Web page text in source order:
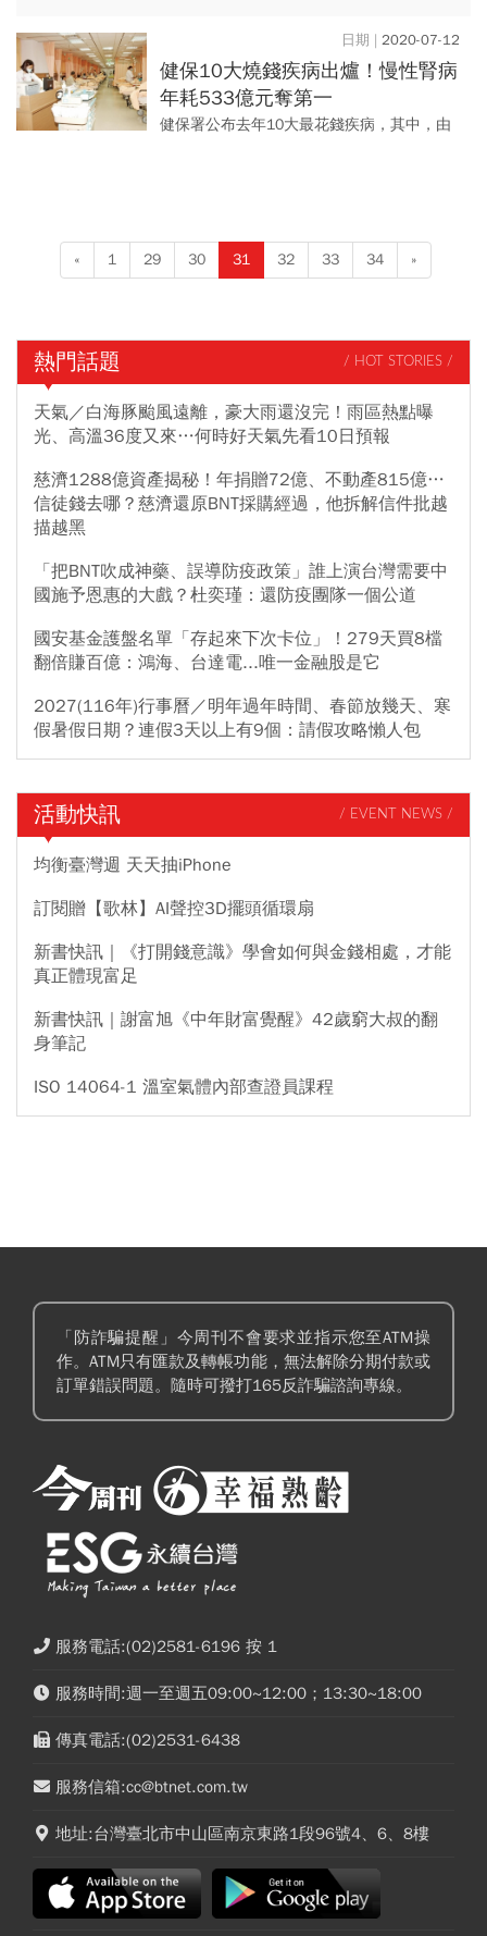
輕時曾胖到80公斤，血管年齡更高達45歲。
最慘的是...
2020-07-12
健保10大燒錢疾病出爐！慢性腎病
年耗533億元奪第一
健保署公布去年10大最花錢疾病，其中，由
« 1 29 30 31 32 33 34 »
熱門話題 / HOT STORIES /
天氣／白海豚颱風遠離，豪大雨還沒完！雨區熱點曝
光、高溫36度又來…何時好天氣先看10日預報
慈濟1288億資產揭秘！年捐贈72億、不動產815億…
信徒錢去哪？慈濟還原BNT採購經過，他拆解信件批越
描越黑
「把BNT吹成神藥、誤導防疫政策」誰上演台灣需要中
國施予恩惠的大戲？杜奕瑾：還防疫團隊一個公道
國安基金護盤名單「存起來下次卡位」！279天買8檔
翻倍賺百億：鴻海、台達電...唯一金融股是它
2027(116年)行事曆／明年過年時間、春節放幾天、寒
假暑假日期？連假3天以上有9個：請假攻略懶人包
活動快訊 / EVENT NEWS /
均衡臺灣週 天天抽iPhone
訂閱贈【歌林】AI聲控3D擺頭循環扇
新書快訊｜《打開錢意識》學會如何與金錢相處，才能
真正體現富足
新書快訊｜謝富旭《中年財富覺醒》42歲窮大叔的翻
身筆記
ISO 14064-1 溫室氣體內部查證員課程
「防詐騙提醒」今周刊不會要求並指示您至ATM操
作。ATM只有匯款及轉帳功能，無法解除分期付款或
訂單錯誤問題。隨時可撥打165反詐騙諮詢專線。
服務電話:(02)2581-6196 按 1
服務時間:週一至週五09:00~12:00；13:30~18:00
傳真電話:(02)2531-6438
服務信箱:cc@btnet.com.tw
地址:台灣臺北市中山區南京東路1段96號4、6、8樓